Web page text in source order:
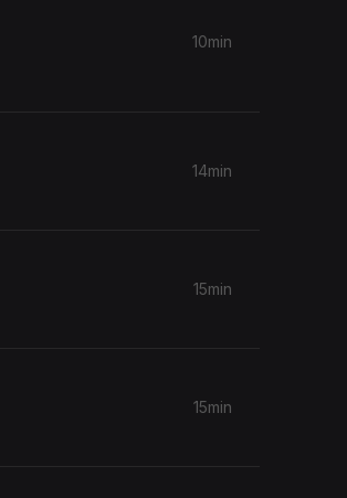
10min
14min
15min
15min